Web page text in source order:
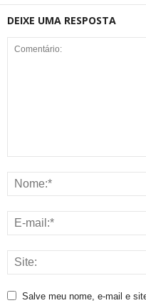
DEIXE UMA RESPOSTA
Salve meu nome, e-mail e